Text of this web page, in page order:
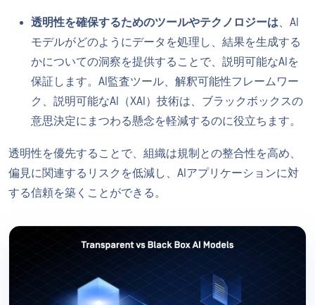
透明性を確保するためのツールやテクノロジーは、AI
モデルがどのようにデータを処理し、結果を生成する
かについての洞察を提供することで、説明可能なAIを
保証します。AI監査ツール、解釈可能性フレームワー
ク、説明可能なAI（XAI）技術は、ブラックボックスの
意思決定にまつわる懸念を軽減するのに役立ちます。
透明性を優先することで、組織は規制との整合性を高め、
偏見に関連するリスクを低減し、AIアプリケーションに対
する信頼を築くことができる。